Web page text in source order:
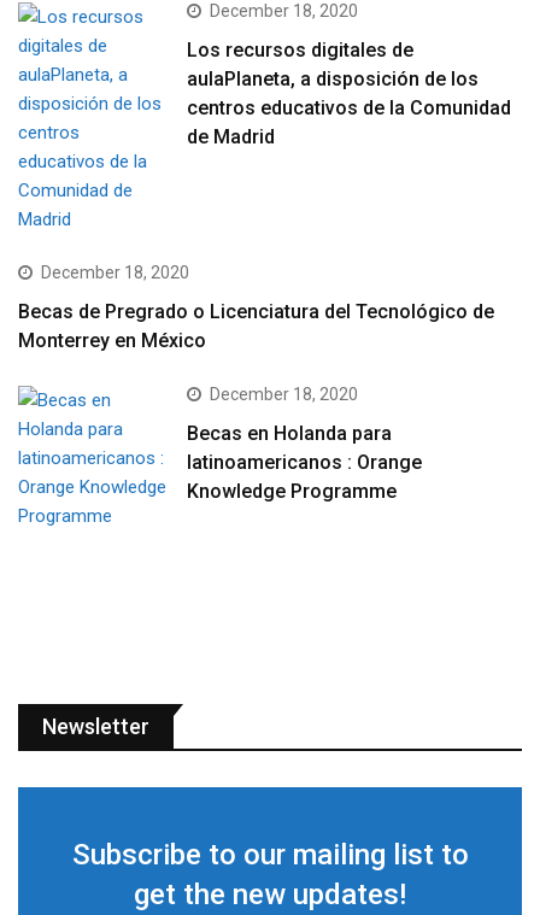
December 18, 2020
Los recursos digitales de
aulaPlaneta, a disposición de los
centros educativos de la Comunidad
de Madrid
December 18, 2020
Becas de Pregrado o Licenciatura del Tecnológico de
Monterrey en México
December 18, 2020
Becas en Holanda para
latinoamericanos : Orange
Knowledge Programme
Newsletter
Subscribe to our mailing list to
get the new updates!